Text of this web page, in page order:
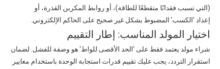
(التي تسبب فقدانًا متقطعًا للطاقة)، ​​أو روابط المكربن ​​​​القذرة، أو
إعداد 'الكسب' المضبوط بشكل غير صحيح على الحاكم الإلكتروني.
اختيار المولد المناسب: إطار التقييم
شراء مولد يعتمد فقط على 'الحد الأقصى للواط' هو وصفة للفشل. لضمان
استقرار التردد، يجب عليك تقييم قدرات استجابة الوحدة باستخدام معايير